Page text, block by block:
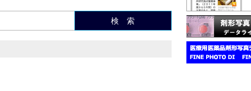
検 索